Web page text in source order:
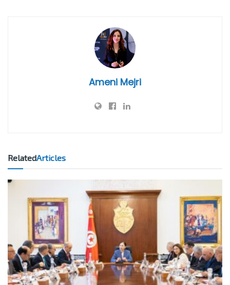
Ameni Mejri
RelatedArticles